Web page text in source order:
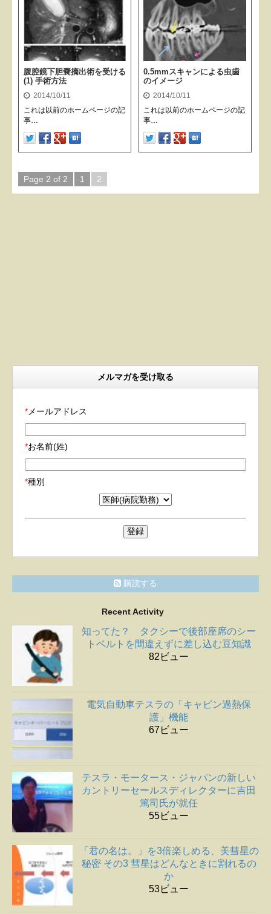
腹腔鏡下胆嚢摘出術を受ける
(1) 手術方法
2014/10/11
これは以前のホームページの記
事…
0.5mmスキャンによる虫歯
のイメージ
2014/10/11
これは以前のホームページの記
事…
Page 2 of 2 1 2
メルマガを受け取る
* メールアドレス
*お名前(姓)
*種別
購読する
Recent Activity
知ってた？ タクシーで後部座席のシー
トベルトを間違えずに差し込む豆知識
82ビュー
電気自動車テスラの「キャビン過熱保
護」機能
67ビュー
テスラ・モータース・ジャパンの新しい
カントリーセールスディレクターに吉田
篤司氏が就任
55ビュー
「君の名は。」を3倍楽しめる、美彗星の
秘密 その3 彗星はどんなときに割れるの
か
53ビュー